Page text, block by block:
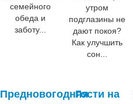
семейного
обеда и
заботу...
утром
подглазины не
дают покоя?
Как улучшить
сон...
ПредновогодняяГости на